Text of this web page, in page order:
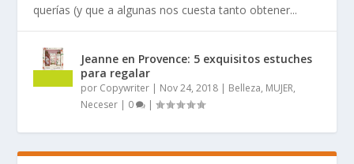
querías (y que a algunas nos cuesta tanto obtener...
Jeanne en Provence: 5 exquisitos estuches
para regalar
por Copywriter | Nov 24, 2018 | Belleza, MUJER,
Neceser | 0 |